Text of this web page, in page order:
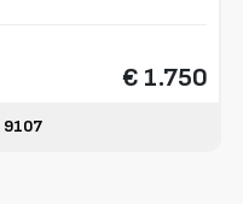
€ 1.750
9107